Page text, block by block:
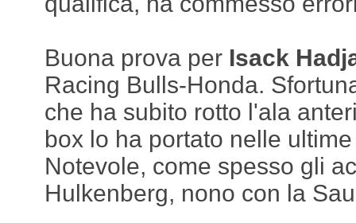
Buona prova per Isack
Racing Bulls-Honda.
che ha subito rotto l'ala
box lo ha portato nelle
Notevole, come spesso gli
Hulkenberg, nono con la